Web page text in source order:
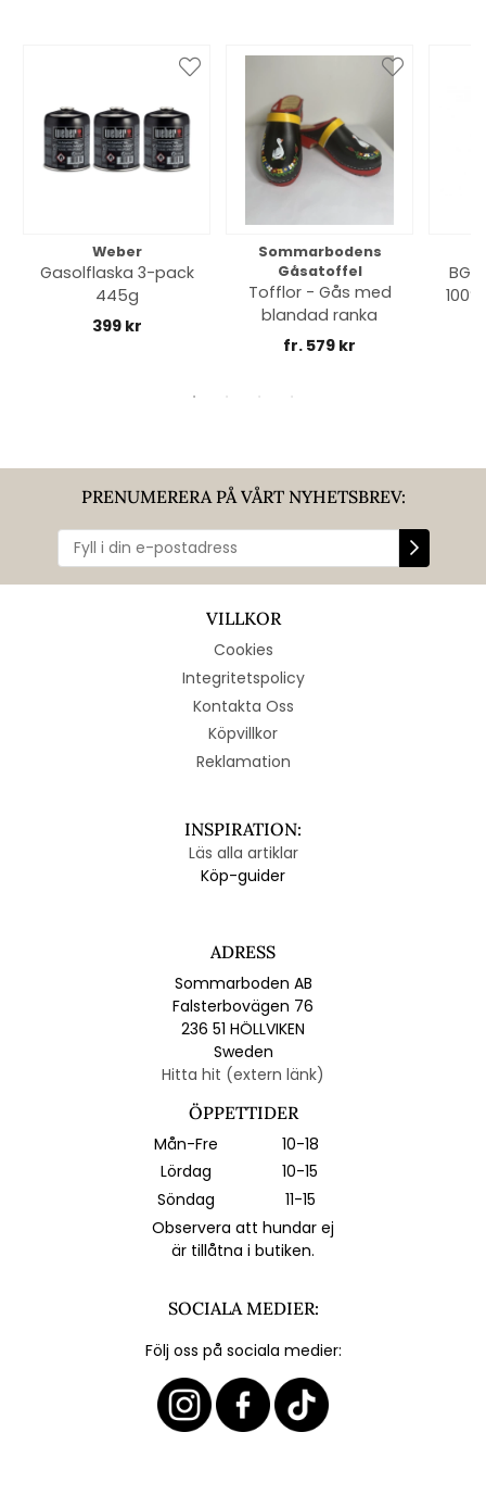
Weber
Gasolflaska 3-pack
445g
399 kr
Sommarbodens
Gåsatoffel
Tofflor - Gås med
blandad ranka
fr. 579 kr
PRENUMERERA PÅ VÅRT NYHETSBREV:
VILLKOR
Cookies
Integritetspolicy
Kontakta Oss
Köpvillkor
Reklamation
INSPIRATION:
Läs alla artiklar
Köp-guider
ADRESS
Sommarboden AB
Falsterbovägen 76
236 51 HÖLLVIKEN
Sweden
Hitta hit (extern länk)
ÖPPETTIDER
Mån-Fre
10-18
Lördag
10-15
Söndag
11-15
Observera att hundar ej
är tillåtna i butiken.
SOCIALA MEDIER:
Följ oss på sociala medier: